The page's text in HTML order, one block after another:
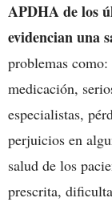
APDHA de los
evidencian una
problemas
medicación,
especialistas,
perjuicios en
salud de los
prescrita,